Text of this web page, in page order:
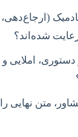
شده‌اند؟
دستوری، املایی
متن نهایی